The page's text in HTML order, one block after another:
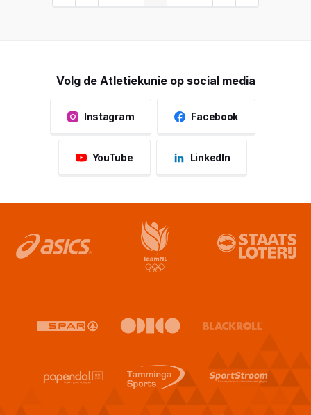
Volg de Atletiekunie op social media
Instagram Facebook
YouTube LinkedIn